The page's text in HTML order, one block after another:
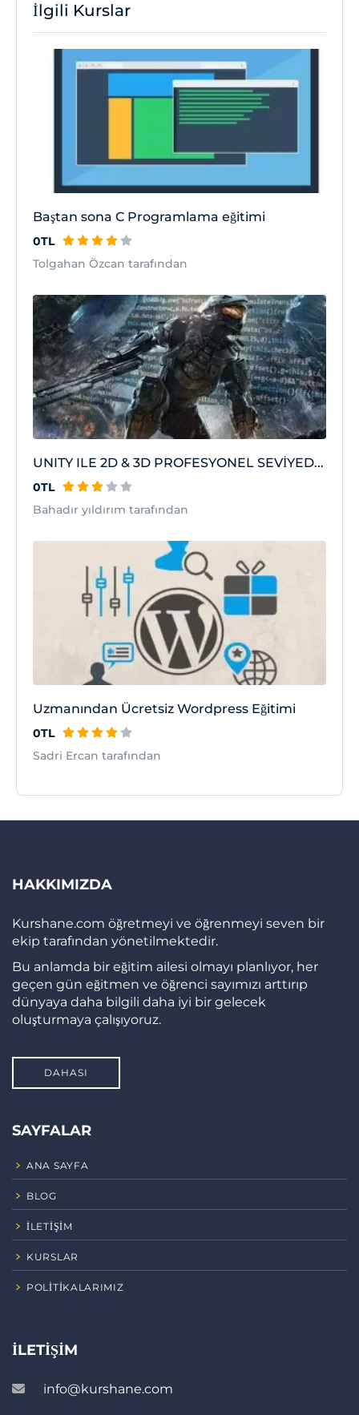
İlgili Kurslar
Baştan sona C Programlama eğitimi
0TL
Tolgahan Özcan tarafından
UNITY ILE 2D & 3D PROFESYONEL SEVİYED...
0TL
Bahadır yıldırım tarafından
Uzmanından Ücretsiz Wordpress Eğitimi
0TL
Sadri Ercan tarafından
HAKKIMIZDA
Kurshane.com öğretmeyi ve öğrenmeyi seven bir
ekip tarafından yönetilmektedir.
Bu anlamda bir eğitim ailesi olmayı planlıyor, her
geçen gün eğitmen ve öğrenci sayımızı arttırıp
dünyaya daha bilgili daha iyi bir gelecek
oluşturmaya çalışıyoruz.
DAHASI
SAYFALAR
ANA SAYFA
BLOG
İLETIŞIM
KURSLAR
POLITIKALARIMIZ
İLETIŞIM
info@kurshane.com